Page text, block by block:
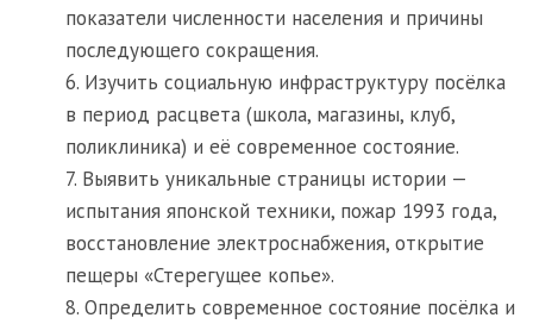
показатели численности населения и причины
последующего сокращения.
6. Изучить социальную инфраструктуру посёлка
в период расцвета (школа, магазины, клуб,
поликлиника) и её современное состояние.
7. Выявить уникальные страницы истории —
испытания японской техники, пожар 1993 года,
восстановление электроснабжения, открытие
пещеры «Стерегущее копье».
8. Определить современное состояние посёлка и